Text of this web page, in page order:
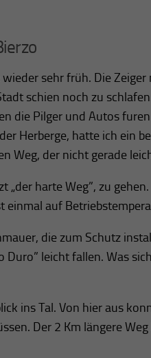
sehr früh. Die
schien noch zu
die Pilger und Autos
Herberge, hatte ich ein
Weg, der nicht gerade
harte Weg”, zu
einmal auf
die zum Schutz
leicht fallen. Was
ins Tal. Von hier aus
Der 2 Km längere